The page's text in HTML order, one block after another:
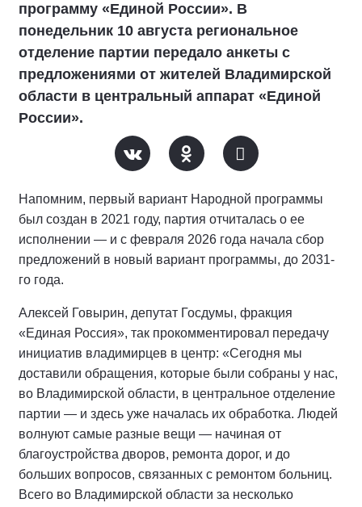
программу «Единой России». В
понедельник 10 августа региональное
отделение партии передало анкеты с
предложениями от жителей Владимирской
области в центральный аппарат «Единой
России».
Напомним, первый вариант Народной программы
был создан в 2021 году, партия отчиталась о ее
исполнении — и с февраля 2026 года начала сбор
предложений в новый вариант программы, до 2031-
го года.
Алексей Говырин, депутат Госдумы, фракция
«Единая Россия», так прокомментировал передачу
инициатив владимирцев в центр: «Сегодня мы
доставили обращения, которые были собраны у нас,
во Владимирской области, в центральное отделение
партии — и здесь уже началась их обработка. Людей
волнуют самые разные вещи — начиная от
благоустройства дворов, ремонта дорог, и до
больших вопросов, связанных с ремонтом больниц.
Всего во Владимирской области за несколько